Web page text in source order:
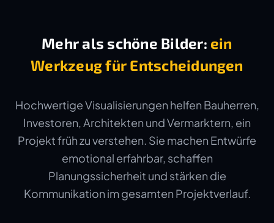
Mehr als schöne Bilder: ein
Werkzeug für Entscheidungen
Hochwertige Visualisierungen helfen Bauherren,
Investoren, Architekten und Vermarktern, ein
Projekt früh zu verstehen. Sie machen Entwürfe
emotional erfahrbar, schaffen
Planungssicherheit und stärken die
Kommunikation im gesamten Projektverlauf.